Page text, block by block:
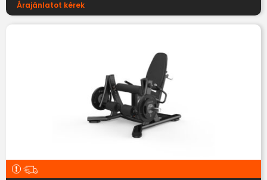
Árajánlatot kérek